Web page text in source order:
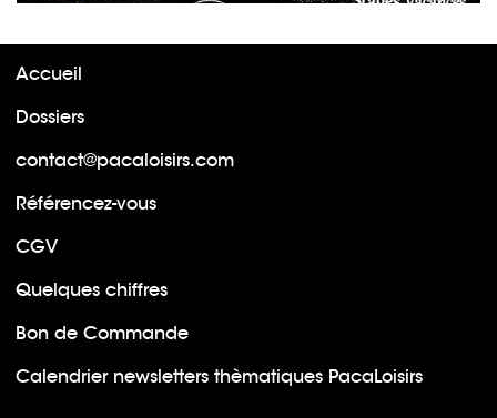
Accueil
Dossiers
contact@pacaloisirs.com
Référencez-vous
CGV
Quelques chiffres
Bon de Commande
Calendrier newsletters thèmatiques PacaLoisirs